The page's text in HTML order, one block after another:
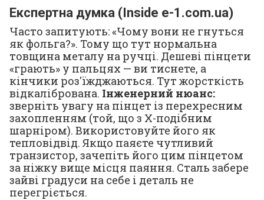
Експертна думка (Inside e-1.com.ua)
Часто запитують: «Чому вони не гнуться
як фольга?». Тому що тут нормальна
товщина металу на ручці. Дешеві пінцети
«грають» у пальцях — ви тиснете, а
кінчики роз'їжджаються. Тут жорсткість
відкалібрована. Інженерний нюанс:
зверніть увагу на пінцет із перехресним
захопленням (той, що з Х-подібним
шарніром). Використовуйте його як
тепловідвід. Якщо паяєте чутливий
транзистор, зачепіть його цим пінцетом
за ніжку вище місця паяння. Сталь забере
зайві градуси на себе і деталь не
перегріється.